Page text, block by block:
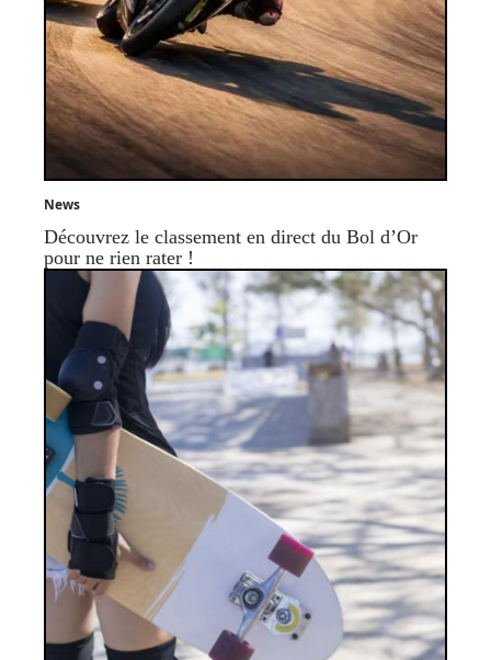
News
Découvrez le classement en direct du Bol d’Or
pour ne rien rater !